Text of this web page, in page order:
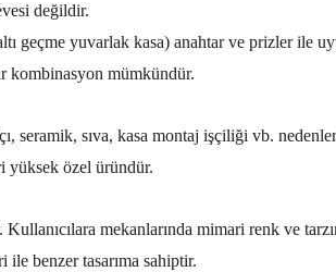
değildir.
geçme yuvarlak kasa) anahtar ve prizler ile
kombinasyon mümkündür.
seramik, sıva, kasa montaj işçiliği vb.
yüksek özel üründür.
mekanlarında mimari renk ve
benzer tasarıma sahiptir.